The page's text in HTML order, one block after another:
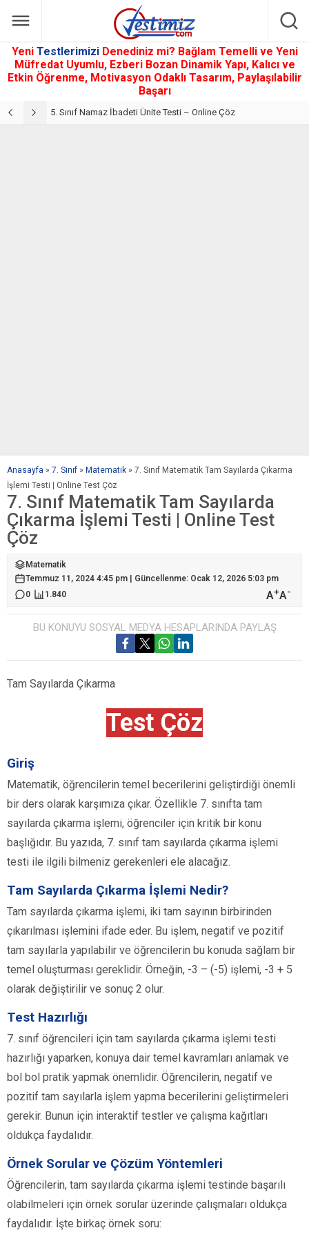
Yeni Testlerimizi Denediniz mi? Bağlam Temelli ve Yeni
Müfredat Uyumlu, Ezberi Bozan Dinamik Yapı, Kalıcı ve
Etkin Öğrenme, Motivasyon Odaklı Tasarım, Paylaşılabilir
Başarı
5. Sınıf Namaz İbadeti Ünite Testi – Online Çöz
Anasayfa » 7. Sınıf » Matematik » 7. Sınıf Matematik Tam Sayılarda Çıkarma
İşlemi Testi | Online Test Çöz
7. Sınıf Matematik Tam Sayılarda
Çıkarma İşlemi Testi | Online Test
Çöz
Matematik
Temmuz 11, 2024 4:45 pm | Güncellenme: Ocak 12, 2026 5:03 pm
0
1.840 A+A-
BU KONUYU SOSYAL MEDYA HESAPLARINDA PAYLAŞ
Tam Sayılarda Çıkarma
Test Çöz
Giriş
Matematik, öğrencilerin temel becerilerini geliştirdiği önemli
bir ders olarak karşımıza çıkar. Özellikle 7. sınıfta tam
sayılarda çıkarma işlemi, öğrenciler için kritik bir konu
başlığıdır. Bu yazıda, 7. sınıf tam sayılarda çıkarma işlemi
testi ile ilgili bilmeniz gerekenleri ele alacağız.
Tam Sayılarda Çıkarma İşlemi Nedir?
Tam sayılarda çıkarma işlemi, iki tam sayının birbirinden
çıkarılması işlemini ifade eder. Bu işlem, negatif ve pozitif
tam sayılarla yapılabilir ve öğrencilerin bu konuda sağlam bir
temel oluşturması gereklidir. Örneğin, -3 – (-5) işlemi, -3 + 5
olarak değiştirilir ve sonuç 2 olur.
Test Hazırlığı
7. sınıf öğrencileri için tam sayılarda çıkarma işlemi testi
hazırlığı yaparken, konuya dair temel kavramları anlamak ve
bol bol pratik yapmak önemlidir. Öğrencilerin, negatif ve
pozitif tam sayılarla işlem yapma becerilerini geliştirmeleri
gerekir. Bunun için interaktif testler ve çalışma kağıtları
oldukça faydalıdır.
Örnek Sorular ve Çözüm Yöntemleri
Öğrencilerin, tam sayılarda çıkarma işlemi testinde başarılı
olabilmeleri için örnek sorular üzerinde çalışmaları oldukça
faydalıdır. İşte birkaç örnek soru: